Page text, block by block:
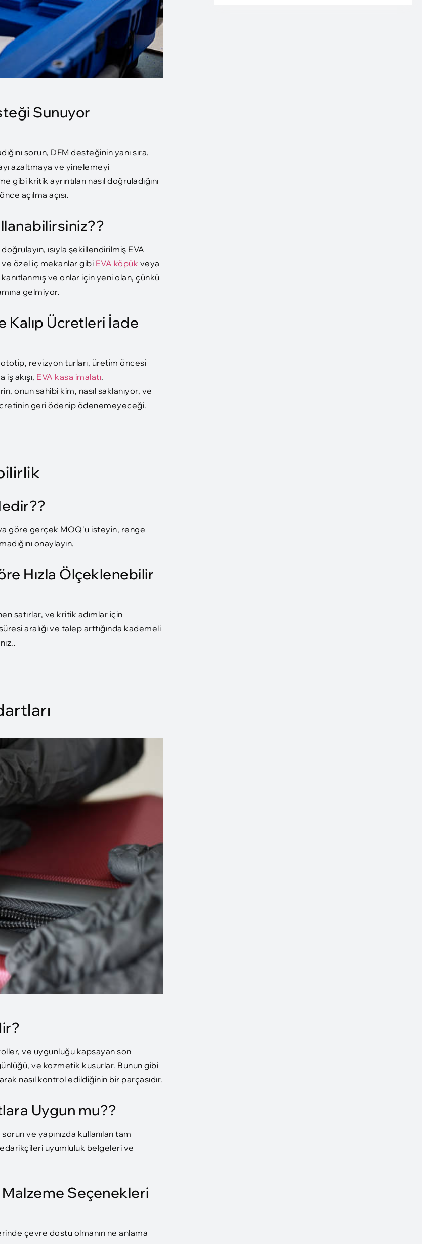
Sunuyor
sorun, DFM desteğinin yanı sıra.
azaltmaya ve yinelemeyi
kritik ayrıntıları nasıl doğruladığını
açılma açısı.
ısıyla şekillendirilmiş EVA
özel iç mekanlar gibi EVA köpük veya
ve onlar için yeni olan, çünkü
gelmiyor.
Kalıp Ücretleri İade
revizyon turları, üretim öncesi
akışı, EVA kasa imalatı.​
onun sahibi kim, nasıl saklanıyor, ve
geri ödenip ödenemeyeceği.
göre gerçek MOQ'u isteyin, renge
onaylayın.
Hızla Ölçeklenebilir
satırlar, ve kritik adımlar için
aralığı ve talep arttığında kademeli
ve uygunluğu kapsayan son
ve kozmetik kusurlar. Bunun gibi
nasıl kontrol edildiğinin bir parçasıdır.​
Uygun mu??
ve yapınızda kullanılan tam
uyumluluk belgeleri ve
Seçenekleri
çevre dostu olmanın ne anlama